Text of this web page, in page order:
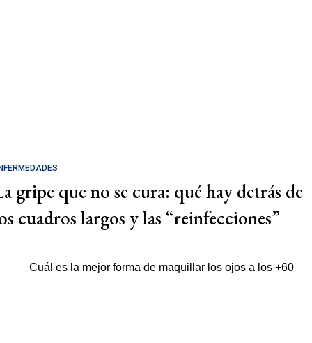
gripe que no se cura: qué hay detrás de
cuadros largos y las “reinfecciones”